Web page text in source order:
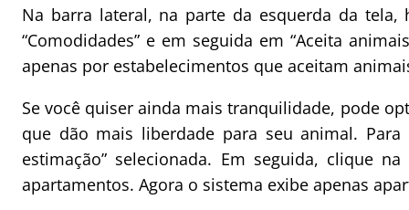
Na barra lateral, na parte da esquerda da
“Comodidades” e em seguida em “Aceita
apenas por estabelecimentos que aceitam
Se você quiser ainda mais tranquilidade, pode
que dão mais liberdade para seu animal.
estimação” selecionada. Em seguida, clique
apartamentos. Agora o sistema exibe apenas